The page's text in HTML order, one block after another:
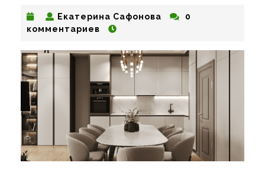
Екатерина Сафонова Екатерина
0
комментариев